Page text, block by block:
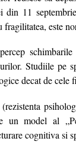
11
este
Studiile pe
decat de cele
model al
cognitiva si